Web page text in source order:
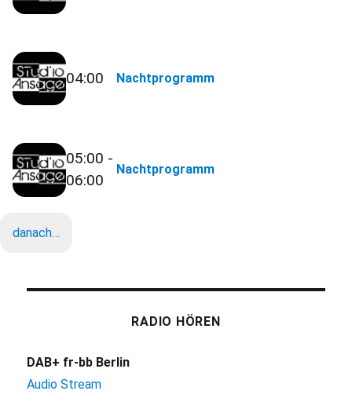
04:00 Nachtprogramm
05:00 -
06:00
Nachtprogramm
danach…
RADIO HÖREN
DAB+ fr-bb Berlin
Audio Stream